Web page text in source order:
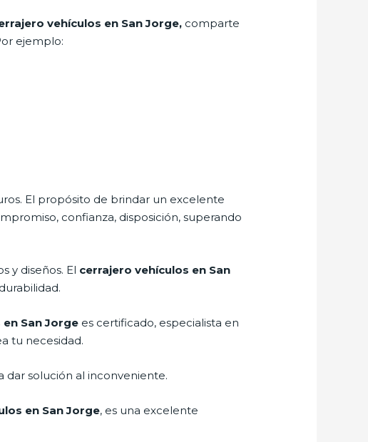
vehículos en San Jorge, comparte
ejemplo:
El propósito de brindar un excelente
confianza, disposición, superando
y diseños. El cerrajero vehículos en San
San Jorge es certificado, especialista en
tu necesidad.
solución al inconveniente.
en San Jorge, es una excelente